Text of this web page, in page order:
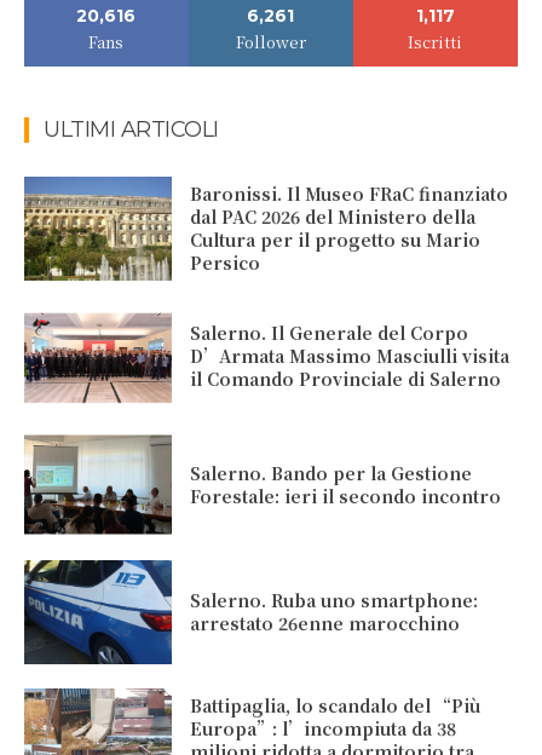
20,616
Fans
6,261
Follower
1,117
Iscritti
ULTIMI ARTICOLI
Baronissi. Il Museo FRaC finanziato
dal PAC 2026 del Ministero della
Cultura per il progetto su Mario
Persico
Salerno. Il Generale del Corpo
D’Armata Massimo Masciulli visita
il Comando Provinciale di Salerno
Salerno. Bando per la Gestione
Forestale: ieri il secondo incontro
Salerno. Ruba uno smartphone:
arrestato 26enne marocchino
Battipaglia, lo scandalo del “Più
Europa”: l’incompiuta da 38